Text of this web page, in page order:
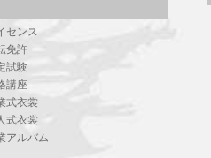
センス
免許
試験
講座
式衣裳
式衣裳
アルバム